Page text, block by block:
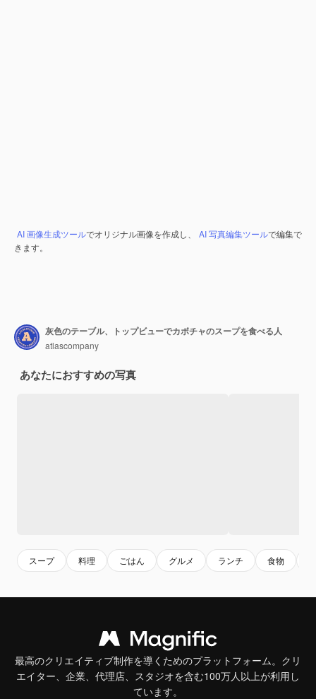
AI 画像生成ツールでオリジナル画像を作成し、 AI 写真編集ツールで編集で
きます。
灰色のテーブル、トップビューでカボチャのスープを食べる人
atlascompany
あなたにおすすめの写真
スープ 料理 ごはん グルメ ランチ 食物
最高のクリエイティブ制作を導くためのプラットフォーム。クリ
エイター、企業、代理店、スタジオを含む100万人以上が利用し
ています。